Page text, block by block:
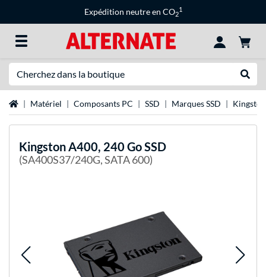
Expédition neutre en CO2
1
Page d'accueil
Matériel Composants PC SSD Marques SSD
KingstonA400, 240 Go SSD
(SA400S37/240G, SATA 600)